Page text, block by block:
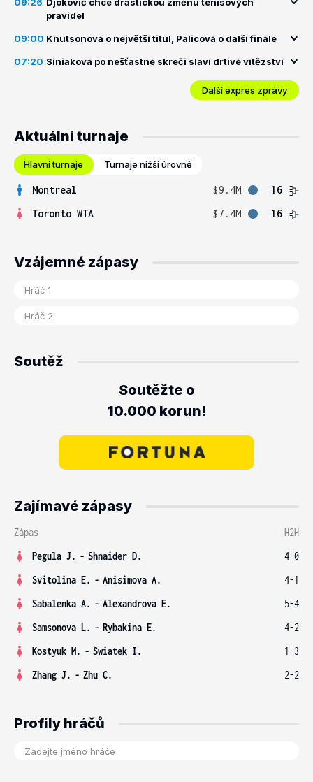
pravidel
09:00 Knutsonová o největší titul, Palicová o další finále
07:20 Siniaková po nešťastné skreči slaví drtivé vítězství
Další expres zprávy
Aktuální turnaje
Hlavní turnaje Turnaje nižší úrovně
Montreal $9.4M
16
Toronto WTA
$7.4M 16
Vzájemné zápasy
Soutěž
Soutěžte o
10.000 korun!
Zajímavé zápasy
Zápas
H2H
Pegula J. - Shnaider D.
4-0
Svitolina E. - Anisimova A.
4-1
Sabalenka A. - Alexandrova E.
5-4
Samsonova L. - Rybakina E.
4-2
Kostyuk M. - Swiatek I.
1-3
Zhang J. - Zhu C. 2-2
Profily hráčů